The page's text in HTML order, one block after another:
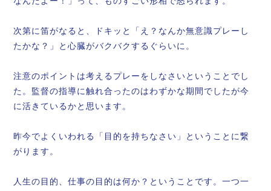
次第に笛がなると、ドキッと「え？なんか無意識プレーし
たかな？」と心臓がバクバクするぐらいに。
注意のポイントは考えるプレーをしなさいということでし
た。監督の指導に触れ合ったのはわずかな期間でしたが今
に活きているかと思います。
昨今でよくいわれる「目的を持ちなさい」ということに繋
がります。
人生の目的、仕事の目的は何か？ということです。一つ一